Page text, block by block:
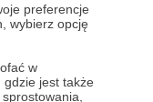
preferencje
wybierz opcję
w
gdzie jest także
serwisu oraz
danych